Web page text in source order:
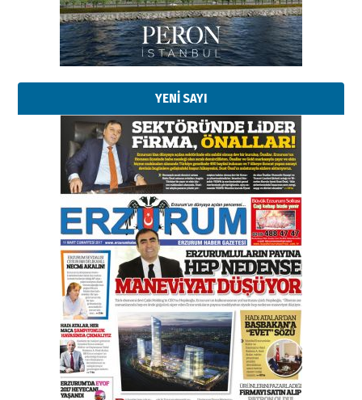
YENİ SAYI
Esat BİNDESEN
Başkan Sekmen’den Erzurum’a
bir vizyon proje daha!
02 Ağustos 2026 Pazar
Erzurumspor’un köşe taşları
29 Haziran 2026 Pazartesi
Kenan GÜLERCİ
Murat Şahsuvaroğlu ERKON’da
çıtayı yukarı taşırken,
yönetimdekiler aşağı
çekmemeli!
17 Şubat 2026 SalıOrhan BOZKURT
Bir fotoğraf, bir şehir, bir
gazeteci… Dizginler kimin
elinde?
31 Mart 2026 Salı
A. Berhan Yılmaz
BİR BÖLÜM DEĞİL, BİR ÖMÜR
SEÇİYORSUNUZ… “NEDEN
ATATÜRK ÜNİVERSİTESİ?”